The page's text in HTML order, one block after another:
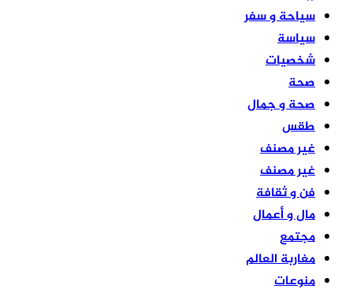
سياحة و سفر
سياسة
شخصيات
صحة
صحة و جمال
طقس
غير مصنف
غير مصنف
فن و ثقافة
مال و أعمال
مجتمع
مغاربة العالم
منوعات